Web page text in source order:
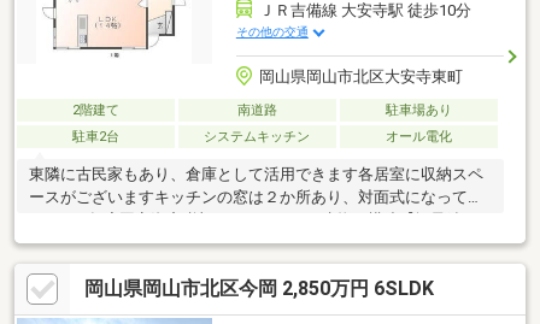
ＪＲ吉備線 大安寺駅 徒歩10分
その他の交通
岡山県岡山市北区大安寺東町
2階建て 南道路
駐車場あり
駐車2台
システムキッチン オール電化
東隣に古民家もあり、倉庫として活用できます各居室に収納スペ
ースがございますキッチンの窓は２か所あり、対面式になってま
骨・木造かわら・亜鉛メッキ鋼板ぶき2階建】築年数：昭和48年
月日不詳※宅地2筆：705.2㎡（527.32㎡・177.88㎡）公衆用道路4
筆：277㎡(持分あり) 山林1筆：169㎡* *☆* *弊社は岡山を中
心に、不動産総合事業として、売買・賃貸・管理と幅広くお客様
岡山県岡山市北区今岡 2,850万円 6SLDK